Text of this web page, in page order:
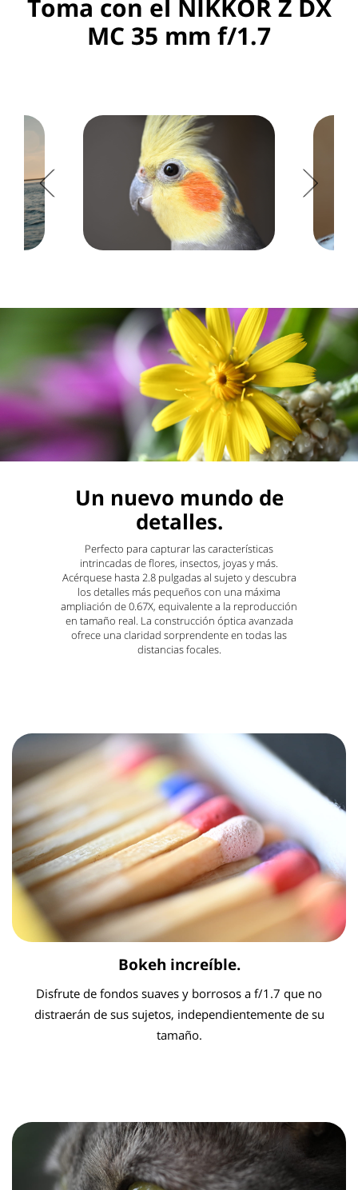
Toma con el NIKKOR Z DX
MC 35 mm f/1.7
Un nuevo mundo de
detalles.
Perfecto para capturar las características
intrincadas de flores, insectos, joyas y más.
Acérquese hasta 2.8 pulgadas al sujeto y descubra
los detalles más pequeños con una máxima
ampliación de 0.67X, equivalente a la reproducción
en tamaño real. La construcción óptica avanzada
ofrece una claridad sorprendente en todas las
distancias focales.
Bokeh increíble.
Disfrute de fondos suaves y borrosos a f/1.7 que no
distraerán de sus sujetos, independientemente de su
tamaño.